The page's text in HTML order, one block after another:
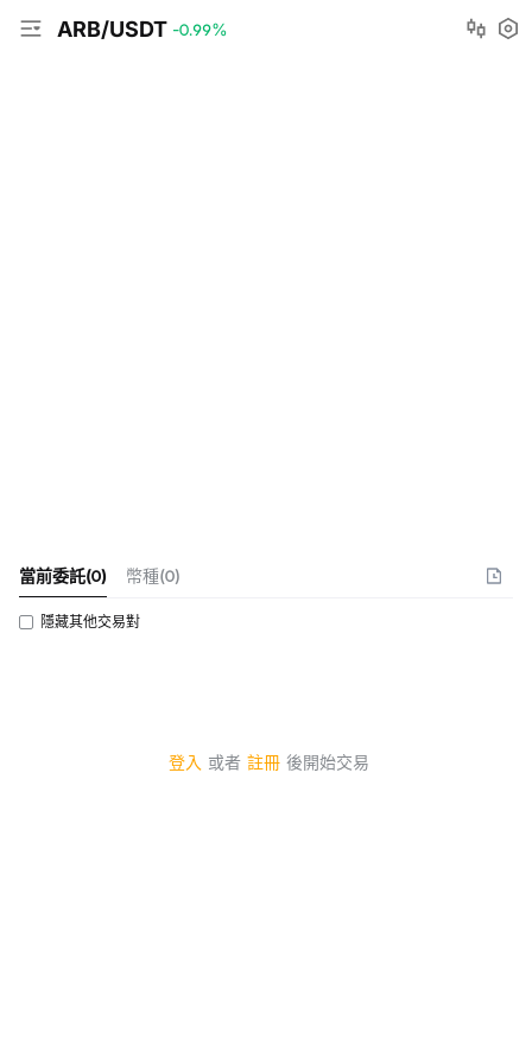
ARB/USDT -0.99%
當前委託(0) 幣種(0)
隱藏其他交易對
登入 或者 註冊 後開始交易